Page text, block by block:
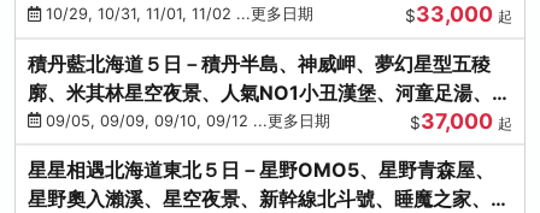
體驗10/29, 10/31, 11/01, 11/02 ...更多日期 $33,000 起
積丹藍北海道５日－積丹半島、神威岬、夢幻星型五稜
廓、米其林星空夜景、人氣NO1小丑漢堡、河童足湯、奇
幻燈遊步道、璀璨溪谷
09/05, 09/09, 09/10, 09/12 ...更多日期 $37,000 起
星星相遇北海道東北５日－星野OMO5、星野青森屋、
星野奧入瀨溪、星空夜景、新幹線北斗號、睡魔之家、十